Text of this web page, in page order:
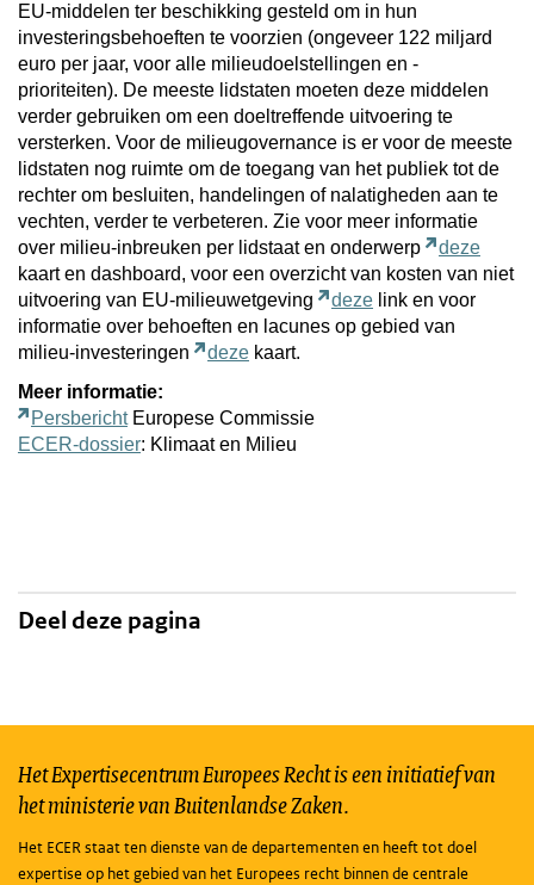
EU-middelen ter beschikking gesteld om in hun
investeringsbehoeften te voorzien (ongeveer 122 miljard
euro per jaar, voor alle milieudoelstellingen en -
prioriteiten). De meeste lidstaten moeten deze middelen
verder gebruiken om een doeltreffende uitvoering te
versterken. Voor de milieugovernance is er voor de meeste
lidstaten nog ruimte om de toegang van het publiek tot de
rechter om besluiten, handelingen of nalatigheden aan te
vechten, verder te verbeteren. Zie voor meer informatie
over milieu-inbreuken per lidstaat en onderwerp
deze
kaart en dashboard, voor een overzicht van kosten van niet
uitvoering van EU-milieuwetgeving
deze link en voor
informatie over behoeften en lacunes op gebied van
milieu-investeringen
deze kaart.
Meer informatie:
PersberichtEuropese Commissie
ECER-dossier: Klimaat en Milieu
Deel deze pagina
Het Expertisecentrum Europees Recht is een initiatief van
het ministerie van Buitenlandse Zaken.
Het ECER staat ten dienste van de departementen en heeft tot doel
expertise op het gebied van het Europees recht binnen de centrale